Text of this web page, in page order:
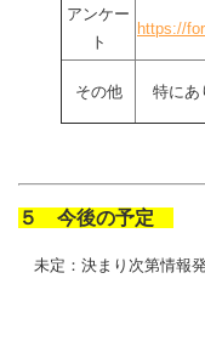
アンケー
ト
https://
その他 特にあ
５ 今後の予定
未定：決まり次第情報発